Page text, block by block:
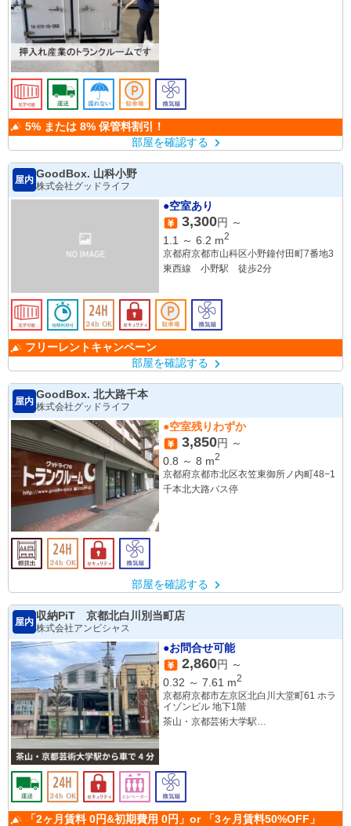
5% または 8% 保管料割引！
部屋を確認する
屋内
GoodBox. 山科小野
株式会社グッドライフ
●空室あり
3,300円 ～
1.1
～ 6.2 m2
京都府京都市山科区小野鐘付田町7番地3
東西線 小野駅 徒歩2分
フリーレントキャンペーン
部屋を確認する
屋内
GoodBox. 北大路千本
株式会社グッドライフ
●空室残りわずか
3,850円 ～
0.8 ～ 8 m2
京都府京都市北区衣笠東御所ノ内町48−1
千本北大路バス停
部屋を確認する
屋内
収納PiT 京都北白川別当町店
株式会社アンビシャス
●お問合せ可能
2,860円 ～
0.32 ～ 7.61 m2
京都府京都市左京区北白川大堂町61 ホラ
イゾンビル 地下1階
茶山・京都芸術大学駅
「2ヶ月賃料 0円&初期費用 0円」or 「3ヶ月賃料50%OFF」